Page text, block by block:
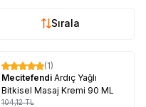
Sırala
%17
(1)
Mecitefendi Ardıç Yağlı
Bitkisel Masaj Kremi 90 ML
104,12TL